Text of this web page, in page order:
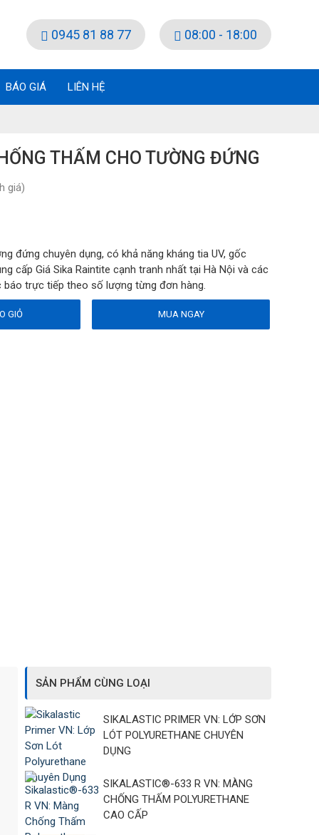
0945 81 88 77 08:00 - 18:00
BÁO GIÁ LIÊN HỆ
THẤM CHO TƯỜNG ĐỨNG
giá)
đứng chuyên dụng, có khả năng kháng tia UV, gốc
cấp Giá Sika Raintite cạnh tranh nhất tại Hà Nội và các
báo trực tiếp theo số lượng từng đơn hàng.
GIỎ MUA NGAY
SẢN PHẨM CÙNG LOẠI
SIKALASTIC PRIMER VN: LỚP SƠN
LÓT POLYURETHANE CHUYÊN
DỤNG
SIKALASTIC®-633 R VN: MÀNG
CHỐNG THẤM POLYURETHANE
CAO CẤP